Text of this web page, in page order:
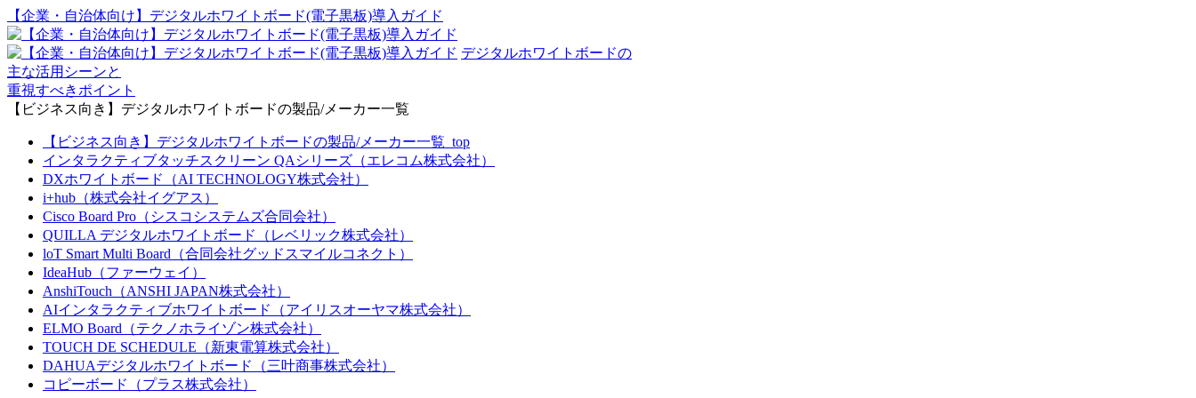
【企業・自治体向け】デジタルホワイトボード(電子黒板)導入ガイド
デジタルホワイトボードの
主な活用シーンと
重視すべきポイント
【ビジネス向き】デジタルホワイトボードの製品/メーカー一覧
【ビジネス向き】デジタルホワイトボードの製品/メーカー一覧_top
インタラクティブタッチスクリーン QAシリーズ（エレコム株式会社）
DXホワイトボード（AI TECHNOLOGY株式会社）
i+hub（株式会社イグアス）
Cisco Board Pro（シスコシステムズ合同会社）
QUILLA デジタルホワイトボード（レベリック株式会社）
loT Smart Multi Board（合同会社グッドスマイルコネクト）
IdeaHub（ファーウェイ）
AnshiTouch（ANSHI JAPAN株式会社）
AIインタラクティブホワイトボード（アイリスオーヤマ株式会社）
ELMO Board（テクノホライゾン株式会社）
TOUCH DE SCHEDULE（新東電算株式会社）
DAHUAデジタルホワイトボード（三叶商事株式会社）
コピーボード（プラス株式会社）